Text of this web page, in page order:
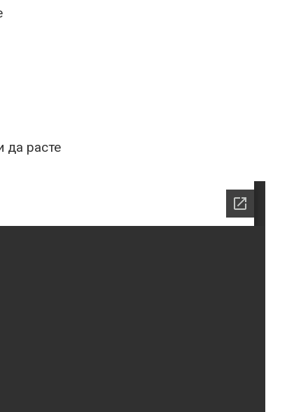
да расте